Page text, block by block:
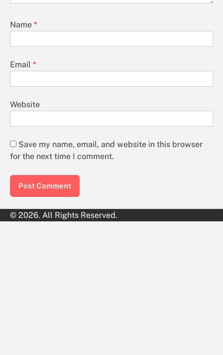
Name *
Email *
Website
Save my name, email, and website in this browser
for the next time I comment.
© 2026. All Rights Reserved.